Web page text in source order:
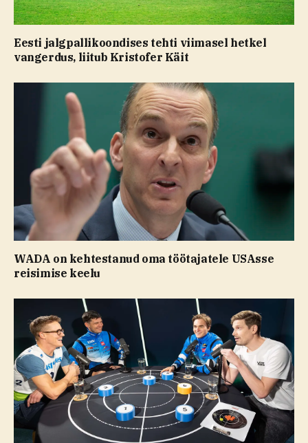
Eesti jalgpallikoondises tehti viimasel hetkel
vangerdus, liitub Kristofer Käit
WADA on kehtestanud oma töötajatele USAsse
reisimise keelu